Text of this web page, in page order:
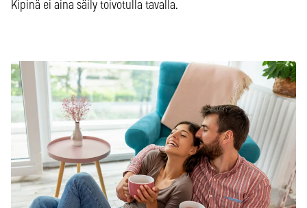
Kipinä ei aina säily toivotulla tavalla.